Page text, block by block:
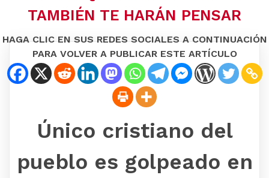
TAMBIÉN TE HARÁN PENSAR
HAGA CLIC EN SUS REDES SOCIALES A CONTINUACIÓN
PARA VOLVER A PUBLICAR ESTE ARTÍCULO
Único cristiano del
pueblo es golpeado en